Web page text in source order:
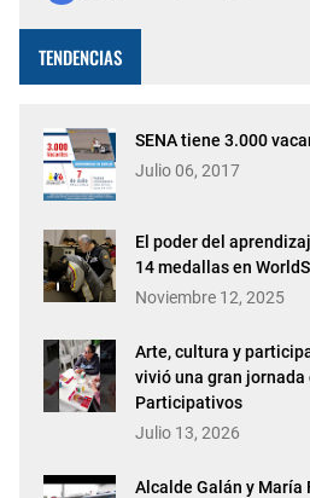
fiesta. La capital del país celebra
TENDENCIAS
SENA tiene 3.000
Julio 06, 2017
El poder del
14 medallas en
Noviembre 12, 2025
Arte, cultura y
vivió una gran
Participativos
Julio 13, 2026
Alcalde Galán y María